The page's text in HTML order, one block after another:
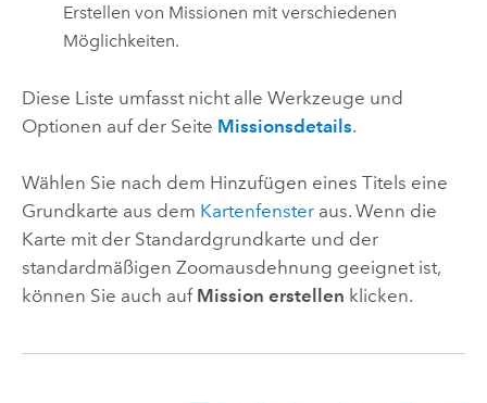
Erstellen von Missionen mit verschiedenen
Möglichkeiten.
Diese Liste umfasst nicht alle Werkzeuge und
Optionen auf der Seite Missionsdetails.
Wählen Sie nach dem Hinzufügen eines Titels eine
Grundkarte aus dem Kartenfensteraus. Wenn die
Karte mit der Standardgrundkarte und der
standardmäßigen Zoomausdehnung geeignet ist,
können Sie auch auf Mission erstellen klicken.